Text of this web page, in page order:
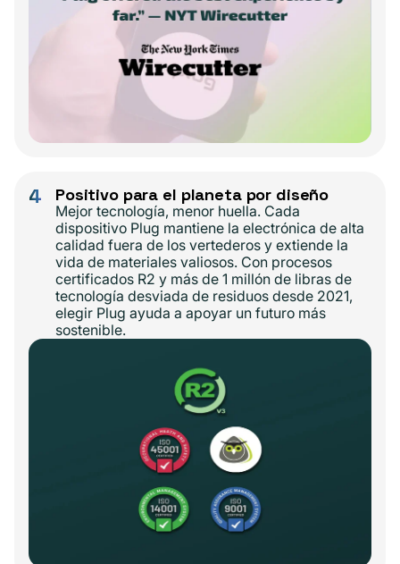
4 Positivo para el planeta por diseño
Mejor tecnología, menor huella. Cada
dispositivo Plug mantiene la electrónica de alta
calidad fuera de los vertederos y extiende la
vida de materiales valiosos. Con procesos
certificados R2 y más de 1 millón de libras de
tecnología desviada de residuos desde 2021,
elegir Plug ayuda a apoyar un futuro más
sostenible.